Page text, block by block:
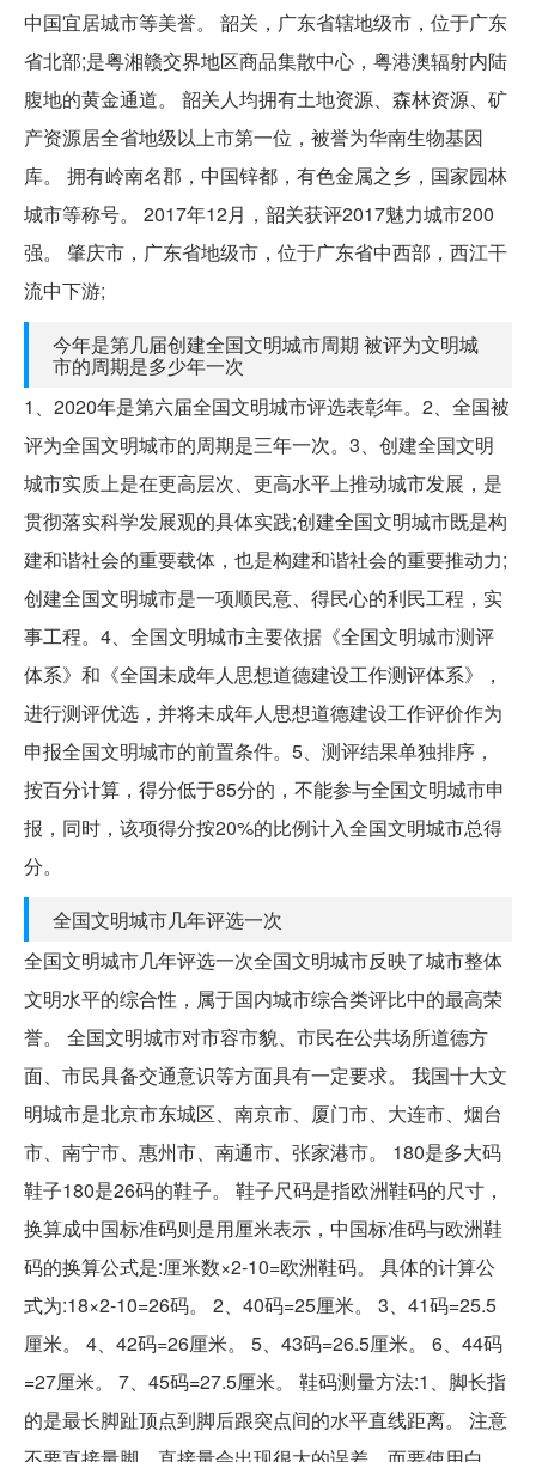
中国宜居城市等美誉。 韶关，广东省辖地级市，位于广东
省北部;是粤湘赣交界地区商品集散中心，粤港澳辐射内陆
腹地的黄金通道。 韶关人均拥有土地资源、森林资源、矿
产资源居全省地级以上市第一位，被誉为华南生物基因
库。 拥有岭南名郡，中国锌都，有色金属之乡，国家园林
城市等称号。 2017年12月，韶关获评2017魅力城市200
强。 肇庆市，广东省地级市，位于广东省中西部，西江干
流中下游;
今年是第几届创建全国文明城市周期 被评为文明城
市的周期是多少年一次
1、2020年是第六届全国文明城市评选表彰年。2、全国被
评为全国文明城市的周期是三年一次。3、创建全国文明
城市实质上是在更高层次、更高水平上推动城市发展，是
贯彻落实科学发展观的具体实践;创建全国文明城市既是构
建和谐社会的重要载体，也是构建和谐社会的重要推动力;
创建全国文明城市是一项顺民意、得民心的利民工程，实
事工程。4、全国文明城市主要依据《全国文明城市测评
体系》和《全国未成年人思想道德建设工作测评体系》，
进行测评优选，并将未成年人思想道德建设工作评价作为
申报全国文明城市的前置条件。5、测评结果单独排序，
按百分计算，得分低于85分的，不能参与全国文明城市申
报，同时，该项得分按20%的比例计入全国文明城市总得
分。
全国文明城市几年评选一次
全国文明城市几年评选一次全国文明城市反映了城市整体
文明水平的综合性，属于国内城市综合类评比中的最高荣
誉。 全国文明城市对市容市貌、市民在公共场所道德方
面、市民具备交通意识等方面具有一定要求。 我国十大文
明城市是北京市东城区、南京市、厦门市、大连市、烟台
市、南宁市、惠州市、南通市、张家港市。 180是多大码
鞋子180是26码的鞋子。 鞋子尺码是指欧洲鞋码的尺寸，
换算成中国标准码则是用厘米表示，中国标准码与欧洲鞋
码的换算公式是:厘米数×2-10=欧洲鞋码。 具体的计算公
式为:18×2-10=26码。 2、40码=25厘米。 3、41码=25.5
厘米。 4、42码=26厘米。 5、43码=26.5厘米。 6、44码
=27厘米。 7、45码=27.5厘米。 鞋码测量方法:1、脚长指
的是最长脚趾顶点到脚后跟突点间的水平直线距离。 注意